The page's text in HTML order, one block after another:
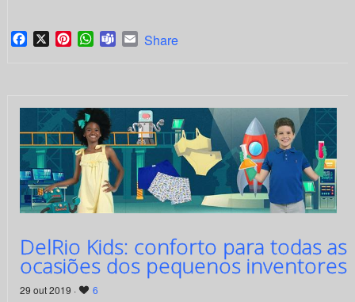
Facebook
X PinterestWhatsApp
TeamsEmail
Share
DelRio Kids: conforto para todas as
ocasiões dos pequenos inventores
29 out 2019 · 6